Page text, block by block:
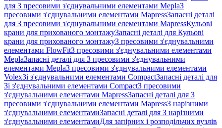
для З пресовими з'єднувальними елементами MeplaЗ
пресовими з'єднувальними елементами MapressЗапасні деталі
для З пресовими з'єднувальними елементами MapressКульові
крани для прихованого монтажуЗапасні деталі для Кульові
крани для прихованого монтажуЗ пресовими з'єднувальними
елементами FlowFitЗ пресовими з'єднувальними елементами
MeplaЗапасні деталі для З пресовими з'єднувальними
елементами MeplaЗ пресовими з'єднувальними елементами
VolexЗі з'єднувальними елементами CompactЗапасні деталі для
Зі з'єднувальними елементами CompactЗ пресовими
з'єднувальними елементами MapressЗапасні деталі для З
пресовими з'єднувальними елементами MapressЗ нарізними
з'єднувальними елементамиЗапасні деталі для З нарізними
з'єднувальними елементамиДля запірних і розподільчих вузлів